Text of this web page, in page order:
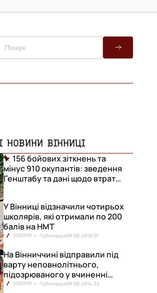
НОВИНИ ВІННИЦІ
156 бойових зіткнень та
мінус 910 окупантів: зведення
Генштабу та дані щодо втрат
У Вінниці відзначили чотирьох
школярів, які отримали по 200
балів на НМТ
НОВИНИ Публікація08.08.2618:01
На Вінниччині відправили під
варту неповнолітнього,
підозрюваного у вчиненні
смертельної ДТП
НОВИНИ Публікація08.08.2614:30